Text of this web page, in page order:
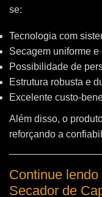
se:
Tecnologia com
Secagem uniforme e
Possibilidade de
Estrutura robusta e
Excelente custo-
Além disso, o
reforçando a
Continue
Secador de